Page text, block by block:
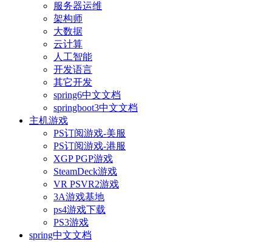
服务器运维
架构师
大数据
云计算
人工智能
开发语言
其它开发
spring6中文文档
springboot3中文文档
主机游戏
PS订阅游戏-美服
PS订阅游戏-港服
XGP PGP游戏
SteamDeck游戏
VR PSVR2游戏
3A游戏基地
ps4游戏下载
PS3游戏
spring中文文档